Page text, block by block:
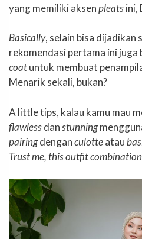
yang memiliki aksenpleatsini,
Basically, selain bisa dijadikan
rekomendasi pertama ini juga
coatuntuk membuat
Menarik sekali, bukan?
A little tips, kalau kamu mau
flawlessdanstunning
pairingdenganculotteatau
Trust me, this outfit